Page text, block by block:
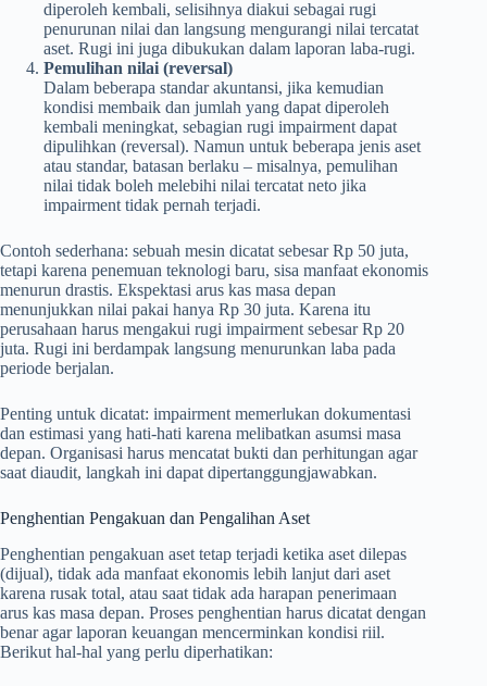
diperoleh kembali, selisihnya diakui sebagai rugi
penurunan nilai dan langsung mengurangi nilai tercatat
aset. Rugi ini juga dibukukan dalam laporan laba-rugi.
Pemulihan nilai (reversal)
Dalam beberapa standar akuntansi, jika kemudian
kondisi membaik dan jumlah yang dapat diperoleh
kembali meningkat, sebagian rugi impairment dapat
dipulihkan (reversal). Namun untuk beberapa jenis aset
atau standar, batasan berlaku – misalnya, pemulihan
nilai tidak boleh melebihi nilai tercatat neto jika
impairment tidak pernah terjadi.
Contoh sederhana: sebuah mesin dicatat sebesar Rp 50 juta,
tetapi karena penemuan teknologi baru, sisa manfaat ekonomis
menurun drastis. Ekspektasi arus kas masa depan
menunjukkan nilai pakai hanya Rp 30 juta. Karena itu
perusahaan harus mengakui rugi impairment sebesar Rp 20
juta. Rugi ini berdampak langsung menurunkan laba pada
periode berjalan.
Penting untuk dicatat: impairment memerlukan dokumentasi
dan estimasi yang hati-hati karena melibatkan asumsi masa
depan. Organisasi harus mencatat bukti dan perhitungan agar
saat diaudit, langkah ini dapat dipertanggungjawabkan.
Penghentian Pengakuan dan Pengalihan Aset
Penghentian pengakuan aset tetap terjadi ketika aset dilepas
(dijual), tidak ada manfaat ekonomis lebih lanjut dari aset
karena rusak total, atau saat tidak ada harapan penerimaan
arus kas masa depan. Proses penghentian harus dicatat dengan
benar agar laporan keuangan mencerminkan kondisi riil.
Berikut hal-hal yang perlu diperhatikan: